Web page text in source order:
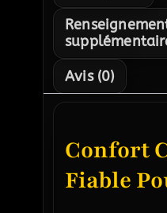
Avis (0)
Confort
Fiable